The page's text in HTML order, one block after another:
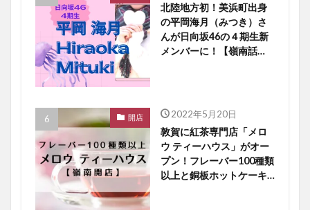
北陸地方初！美浜町出身
の平岡海月（みつき）さ
んが日向坂46の４期生新
メンバーに！【嶺南話
開店 2022年5月20日
敦賀に紅茶専門店「メロ
ウ ティーハウス」がオー
プン！フレーバー100種類
以上と銅板ホットケーキ